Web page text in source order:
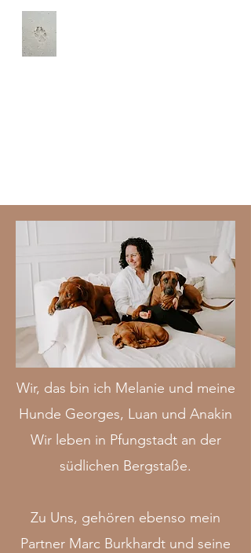
Wir, das bin ich Melanie und meine
Hunde Georges, Luan und Anakin
Wir leben in Pfungstadt an der
südlichen Bergstaße.
Zu Uns, gehören ebenso mein
Partner Marc Burkhardt und seine